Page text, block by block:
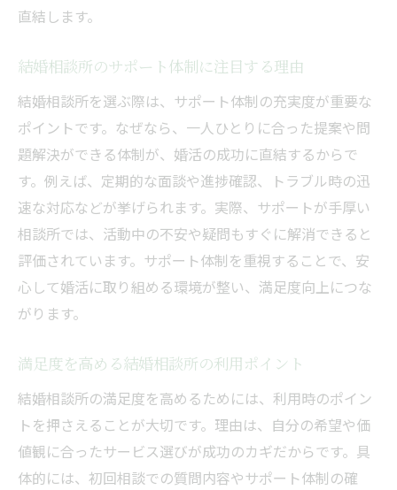
直結します。
結婚相談所のサポート体制に注目する理由
結婚相談所を選ぶ際は、サポート体制の充実度が重要な
ポイントです。なぜなら、一人ひとりに合った提案や問
題解決ができる体制が、婚活の成功に直結するからで
す。例えば、定期的な面談や進捗確認、トラブル時の迅
速な対応などが挙げられます。実際、サポートが手厚い
相談所では、活動中の不安や疑問もすぐに解消できると
評価されています。サポート体制を重視することで、安
心して婚活に取り組める環境が整い、満足度向上につな
がります。
満足度を高める結婚相談所の利用ポイント
結婚相談所の満足度を高めるためには、利用時のポイン
トを押さえることが大切です。理由は、自分の希望や価
値観に合ったサービス選びが成功のカギだからです。具
体的には、初回相談での質問内容やサポート体制の確